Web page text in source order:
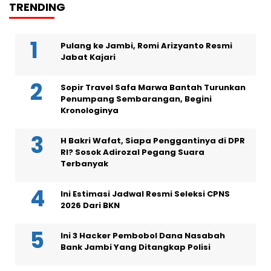
TRENDING
Pulang ke Jambi, Romi Arizyanto Resmi
Jabat Kajari
Sopir Travel Safa Marwa Bantah Turunkan
Penumpang Sembarangan, Begini
Kronologinya
H Bakri Wafat, Siapa Penggantinya di DPR
RI? Sosok Adirozal Pegang Suara
Terbanyak
Ini Estimasi Jadwal Resmi Seleksi CPNS
2026 Dari BKN
Ini 3 Hacker Pembobol Dana Nasabah
Bank Jambi Yang Ditangkap Polisi